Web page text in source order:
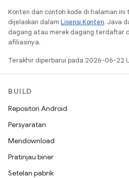
Konten dan contoh kode di halaman ini
dijelaskan dalam Lisensi Konten. Java
dagang atau merek dagang terdaftar
afiliasinya.
Terakhir diperbarui pada 2026-06-22
BUILD
Repositori Android
Persyaratan
Mendownload
Pratinjau biner
Setelan pabrik